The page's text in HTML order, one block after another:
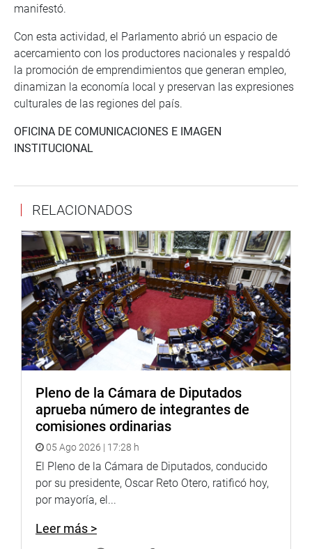
manifestó.
Con esta actividad, el Parlamento abrió un espacio de
acercamiento con los productores nacionales y respaldó
la promoción de emprendimientos que generan empleo,
dinamizan la economía local y preservan las expresiones
culturales de las regiones del país.
OFICINA DE COMUNICACIONES E IMAGEN
INSTITUCIONAL
RELACIONADOS
Pleno de la Cámara de Diputados
aprueba número de integrantes de
comisiones ordinarias
05 Ago 2026 | 17:28 h
El Pleno de la Cámara de Diputados, conducido
por su presidente, Oscar Reto Otero, ratificó hoy,
por mayoría, el...
Leer más >